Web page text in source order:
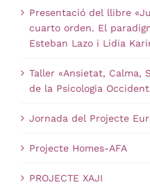
Presentació del llibre
cuarto orden. El
Esteban Lazo i Lidia
Taller «Ansietat, Calma,
de la Psicologia
Jornada del Projecte
Projecte Homes-AFA
PROJECTE XAJI